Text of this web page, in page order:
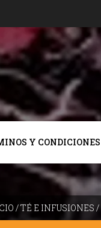
Y CONDICIONES
/TÉ E INFUSIONES /